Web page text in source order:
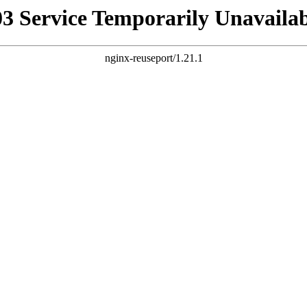
Service Temporarily
nginx-reuseport/1.21.1